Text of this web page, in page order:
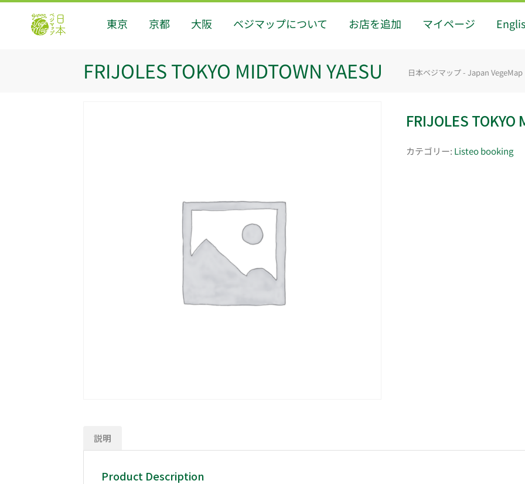
東京 京都 大阪 ベジマップについて お店を追加 マイページ
FRIJOLES TOKYO MIDTOWN YAESU 日本ベジマップ - Japan VegeMap
FRIJOLES TOKYO
カテゴリー: Listeo booking
説明
Product Description